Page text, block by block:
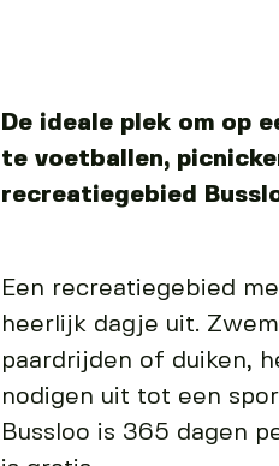
De ideale plek om op
te voetballen,
recreatiegebied
Een recreatiegebied
heerlijk dagje uit.
paardrijden of duiken,
nodigen uit tot een
Bussloo is 365 dagen